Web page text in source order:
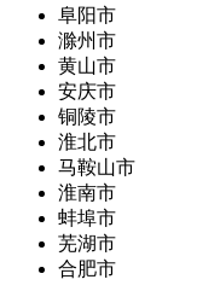
阜阳市
滁州市
黄山市
安庆市
铜陵市
淮北市
马鞍山市
淮南市
蚌埠市
芜湖市
合肥市